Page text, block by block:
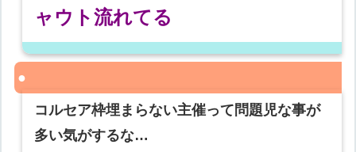
ャウト流れてる
コルセア枠埋まらない主催って問題児な事が
多い気がするな…